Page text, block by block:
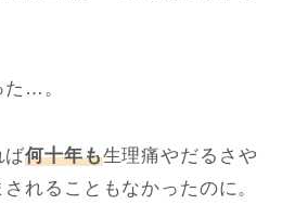
た…。
ば何十年も生理痛やだるさや
れることもなかったのに。